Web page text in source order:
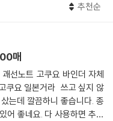
추천순
매
선노트 고쿠요 바인더 자체
쿠요 일본거라 쓰고 싶지 않
는데 깔끔하니 좋습니다. 종
어 좋네요. 다 사용하면 추가